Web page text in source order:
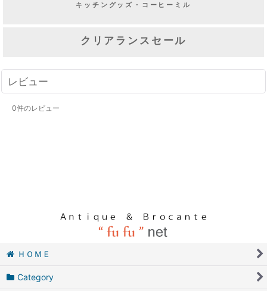
キッチングッズ・コーヒーミル
クリアランスセール
レビュー
0件のレビュー
ＨＯＭＥ
Category